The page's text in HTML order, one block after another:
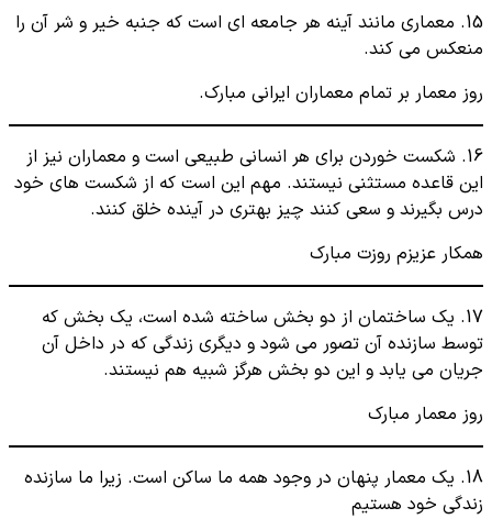
15. معماری مانند آینه هر جامعه ای است که جنبه خیر و شر آن را
منعکس می کند.
روز معمار بر تمام معماران ایرانی مبارک.
16. شکست خوردن برای هر انسانی طبیعی است و معماران نیز از
این قاعده مستثنی نیستند. مهم این است که از شکست های خود
درس بگیرند و سعی کنند چیز بهتری در آینده خلق کنند.
همکار عزیزم روزت مبارک
17. یک ساختمان از دو بخش ساخته شده است، یک بخش که
توسط سازنده آن تصور می ‌شود و دیگری زندگی که در داخل آن
جریان می ‌یابد و این دو بخش هرگز شبیه هم نیستند.
روز معمار مبارک
18. یک معمار پنهان در وجود همه ما ساکن است. زیرا ما سازنده
زندگی خود هستیم